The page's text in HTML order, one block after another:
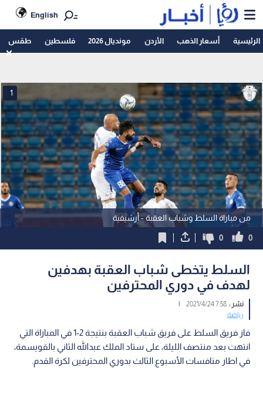
English
الرئيسية أسعار الذهب الأردن مونديال 2026 فلسطين طقس
من مباراة السلط وشباب العقبة - أرشيفية
1
0
0
السلط يتخطى شباب العقبة بهدفين
لهدف في دوري المحترفين
نشر :7:58 2021/4/24
|
رياضة
فاز فريق السلط على فريق شباب العقبة بنتيجة 2-1 في المباراة التي
انتهت بعد منتصف الليلة، على ستاد الملك عبدالله الثاني بالقويسمة،
في اطار منافسات الأسبوع الثالث بدوري المحترفين لكرة القدم.